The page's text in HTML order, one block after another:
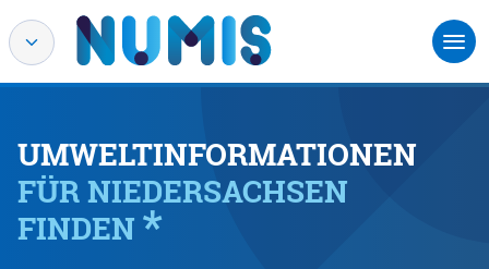
UMWELTINFORMATIONEN
FÜR NIEDERSACHSEN
FINDEN